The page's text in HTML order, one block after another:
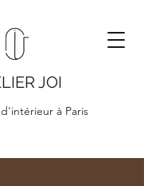
JOI
à Paris